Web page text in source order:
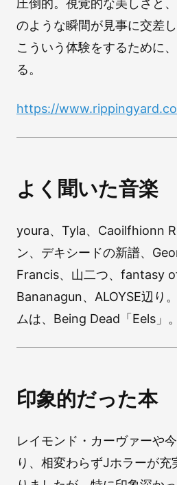
圧倒的。視覚的な美しさと
のような瞬間が見事に交差
こういう体験をするために
る。
https://
よく聞いた音楽
youra、Tyla、Caoilfhionn
ン、デキシードの新譜、
Francis、山二つ、fantasy
Bananagun、ALOYSE辺り
ムは、Being Dead「Eels」。
印象的だった本
レイモンド・カーヴァーや
り、相変わらずJホラーが充